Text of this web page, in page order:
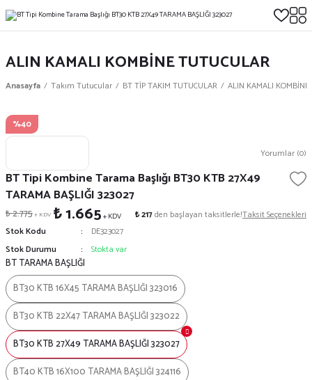
ALIN KAMALI KOMBİNE TUTUCULAR
Anasayfa Takım Tutucular BT TİP TAKIM TUTUCULAR ALIN KAMALI
%40
Yorumlar (0)
BT Tipi Kombine Tarama Başlığı BT30 KTB 27X49
TARAMA BAŞLIĞI 323027
₺ 2.775+ KDV ₺ 1.665+ KDV ₺ 217den başlayan taksitlerle!Taksit Seçenekleri
Stok Kodu
DE323027
Stok Durumu
Stokta var
BT TARAMA BAŞLIĞI
BT30 KTB 16X45 TARAMA BAŞLIĞI 323016
BT30 KTB 22X47 TARAMA BAŞLIĞI 323022
BT30 KTB 27X49 TARAMA BAŞLIĞI 323027
BT40 KTB 16X100 TARAMA BAŞLIĞI 324116